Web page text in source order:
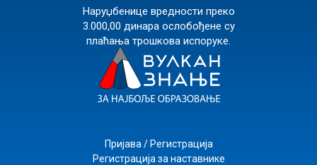
Наруџбенице вредности преко
3.000,00 динара ослобођене су
плаћања трошкова испоруке.
Пријава / Регистрација
Регистрација за наставнике